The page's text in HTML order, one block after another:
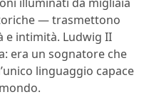
— trasmettono
e intimità. Ludwig II
era un sognatore che
linguaggio capace